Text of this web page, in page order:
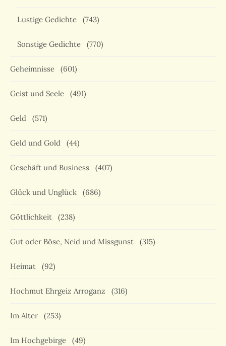
Lustige Gedichte (743)
Sonstige Gedichte (770)
Geheimnisse (601)
Geist und Seele (491)
Geld (571)
Geld und Gold (44)
Geschäft und Business (407)
Glück und Unglück (686)
Göttlichkeit (238)
Gut oder Böse, Neid und Missgunst (315)
Heimat (92)
Hochmut Ehrgeiz Arroganz (316)
Im Alter (253)
Im Hochgebirge (49)